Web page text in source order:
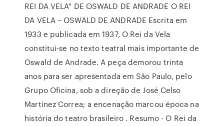
REI DA VELA" DE OSWALD DE ANDRADE O REI
DA VELA – OSWALD DE ANDRADE Escrita em
1933 e publicada em 1937, O Rei da Vela
constitui-se no texto teatral mais importante de
Oswald de Andrade. A peça demorou trinta
anos para ser apresentada em São Paulo, pelo
Grupo Oficina, sob a direção de José Celso
Martinez Correa; a encenação marcou época na
história do teatro brasileiro . Resumo - O Rei da